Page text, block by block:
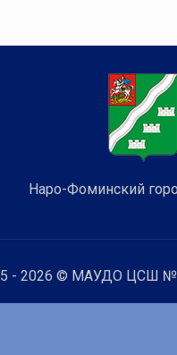
Наро-Фоминский
- 2026 © МАУДО ЦСШ №1